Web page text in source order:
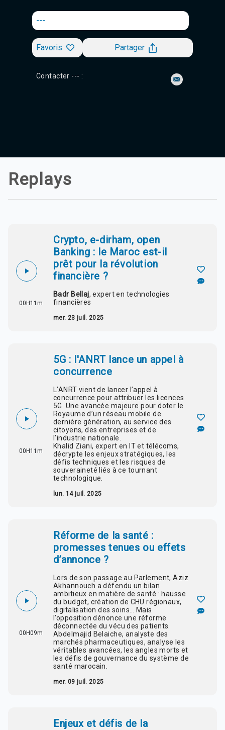
---
Favoris Partager
Contacter --- :
Replays
00H11m
Crypto, e-dirham, open
Banking : le Maroc est-il
prêt pour la révolution
financière ?
Badr Bellaj, expert en technologies
financières
mer. 23 juil. 2025
00H11m
5G : l'ANRT lance un appel à
concurrence
L’ANRT vient de lancer l’appel à
concurrence pour attribuer les licences
5G. Une avancée majeure pour doter le
Royaume d’un réseau mobile de
dernière génération, au service des
citoyens, des entreprises et de
l’industrie nationale.
Khalid Ziani, expert en IT et télécoms,
décrypte lesenjeux stratégiques, les
défis techniques et lesrisques de
souveraineté liés à ce tournant
technologique.
lun. 14 juil. 2025
00H09m
Réforme de la santé :
promesses tenues ou effets
d’annonce ?
Lors de son passage au Parlement,Aziz
Akhannouch a défendu un bilan
ambitieux en matière de santé : hausse
du budget, création de CHU régionaux,
digitalisation des soins… Mais
l’opposition dénonce une réforme
déconnectée du vécu des patients.
Abdelmajid Belaiche, analyste des
marchés pharmaceutiques, analyse les
véritables avancées, les angles morts et
les défis de gouvernance du système de
santé marocain.
mer. 09 juil. 2025
Enjeux et défis de la